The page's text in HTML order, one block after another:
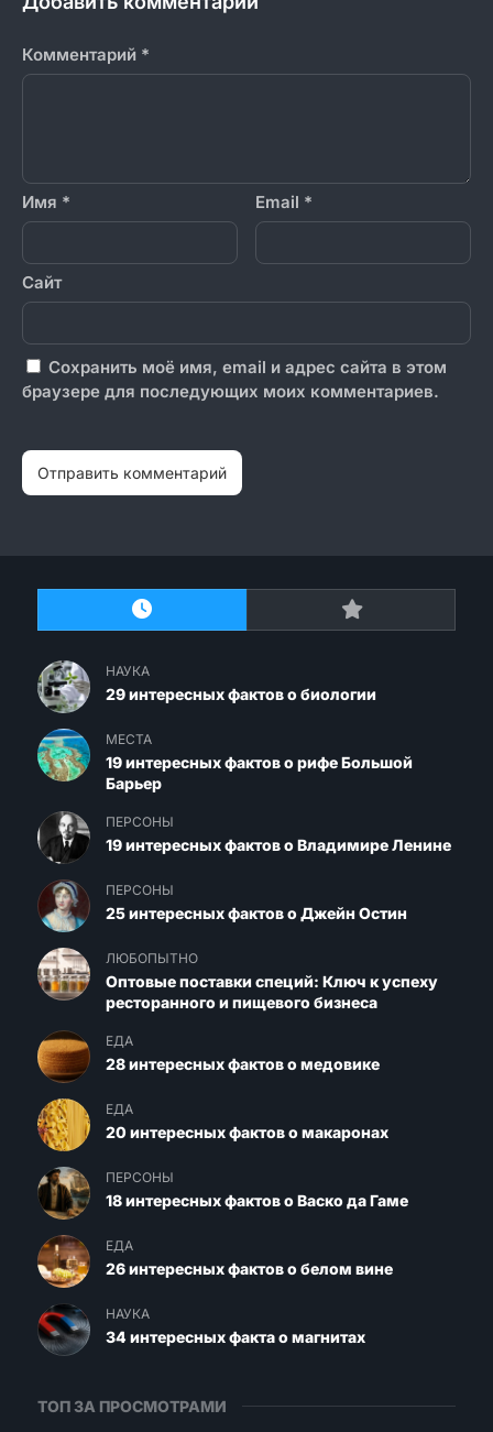
Комментарий *
Имя * Email *
Сайт
Сохранить моё имя, email и адрес сайта в этом
браузере для последующих моих комментариев.
НАУКА
29 интересных фактов о биологии
МЕСТА
19 интересных фактов о рифе Большой
Барьер
ПЕРСОНЫ
19 интересных фактов о Владимире Ленине
ПЕРСОНЫ
25 интересных фактов о Джейн Остин
ЛЮБОПЫТНО
Оптовые поставки специй: Ключ к успеху
ресторанного и пищевого бизнеса
ЕДА
28 интересных фактов о медовике
ЕДА
20 интересных фактов о макаронах
ПЕРСОНЫ
18 интересных фактов о Васко да Гаме
ЕДА
26 интересных фактов о белом вине
НАУКА
34 интересных факта о магнитах
ТОП ЗА ПРОСМОТРАМИ